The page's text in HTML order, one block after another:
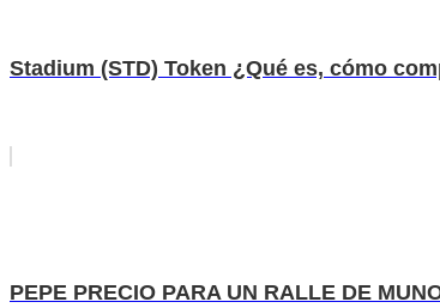
Stadium (STD) Token ¿Qué es, cómo
PEPE PRECIO PARA UN RALLE DE